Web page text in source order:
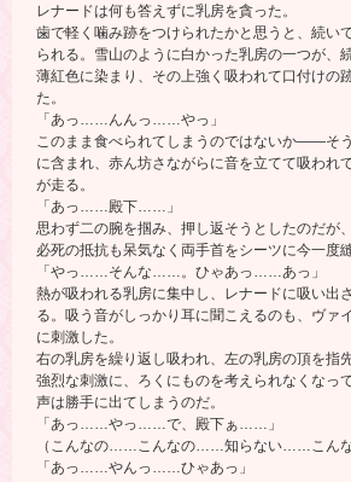
レナードは何も答えずに乳房を貪った。
歯で軽く噛み跡をつけられたかと思うと、続い
られる。雪山のように白かった乳房の一つが、
薄紅色に染まり、その上強く吸われて口付けの
た。
「あっ……んんっ……やっ」
このまま食べられてしまうのではないか――そ
に含まれ、赤ん坊さながらに音を立てて吸われ
が走る。
「あっ……殿下……」
思わず二の腕を掴み、押し返そうとしたのだが
必死の抵抗も呆気なく両手首をシーツに今一度
「やっ……そんな……。ひゃあっ……あっ」
熱が吸われる乳房に集中し、レナードに吸い出
る。吸う音がしっかり耳に聞こえるのも、ヴァ
に刺激した。
右の乳房を繰り返し吸われ、左の乳房の頂を指
強烈な刺激に、ろくにものを考えられなくなっ
声は勝手に出てしまうのだ。
「あっ……やっ……で、殿下ぁ……」
（こんなの……こんなの……知らない……こん
「あっ……やんっ……ひゃあっ」